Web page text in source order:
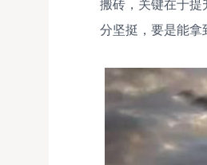
分坚挺，要是能拿